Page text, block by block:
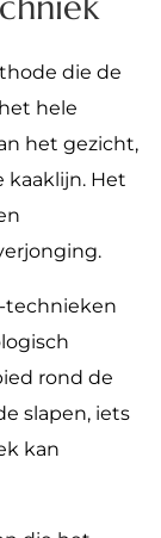
die de
hele
het gezicht,
kaaklijn. Het
technieken
rond de
slapen, iets
kan